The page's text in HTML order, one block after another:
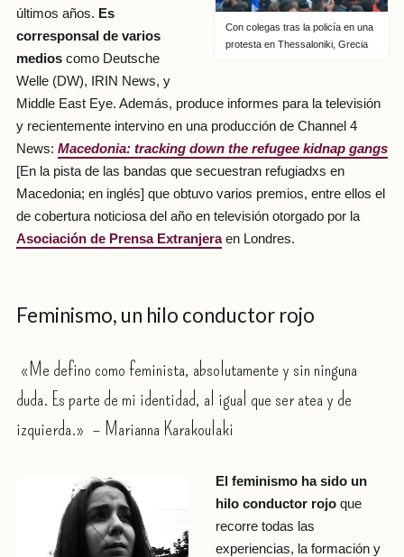
Con colegas tras la policía en una
protesta en Thessaloniki, Grecia
últimos años. Es
corresponsal de varios
medioscomo Deutsche
Welle (DW), IRIN News, y
Middle East Eye. Además, produce informes para la televisión
y recientemente intervino en una producción de Channel 4
News: Macedonia: tracking down the refugee kidnap gangs
[En la pista de las bandas que secuestran refugiadxs en
Macedonia; en inglés] que obtuvo varios premios, entre ellos el
de cobertura noticiosa del año en televisión otorgado por la
Asociación de Prensa Extranjeraen Londres.
Feminismo, un hilo conductor rojo
«Me defino como feminista, absolutamente y sin ninguna
duda. Es parte de mi identidad, al igual que ser atea y de
izquierda.» – Marianna Karakoulaki
El feminismo ha sido un
hilo conductor rojoque
recorre todas las
experiencias, la formación y